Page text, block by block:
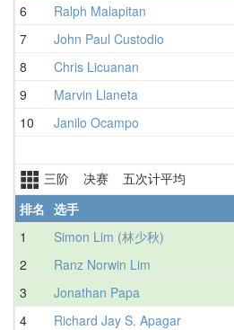
6
Ralph Malapitan
7
John Paul Custodio
8
Chris Licuanan
9
Marvin Llaneta
10
Janilo Ocampo
三阶 决赛 五次计平均
排名 选手
1
Simon Lim (林少秋)
2
Ranz Norwin Lim
3
Jonathan Papa
4
Richard Jay S. Apagar